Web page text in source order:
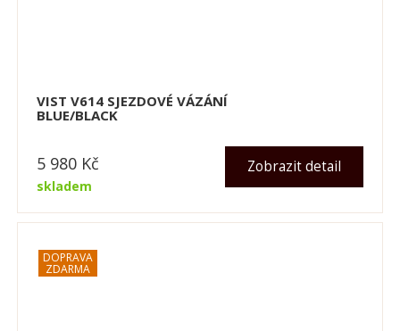
VIST V614 SJEZDOVÉ VÁZÁNÍ
BLUE/BLACK
skladem
Zobrazit detail
5 980 Kč